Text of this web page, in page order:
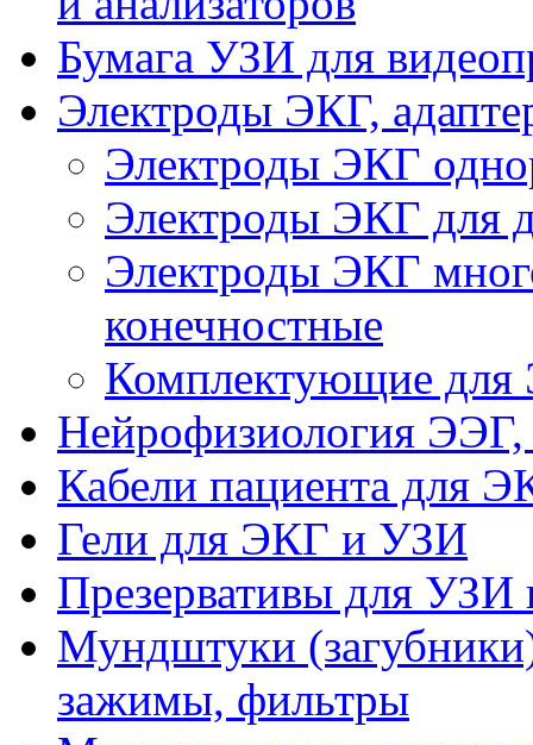
Бумага УЗИ для
Электроды ЭКГ,
Электроды ЭКГ
Электроды ЭКГ для
Электроды ЭКГ
конечностные
Комплектующие
Нейрофизиология
Кабели пациента для
Гели для ЭКГ и УЗИ
Презервативы для УЗИ
Мундштуки
зажимы, фильтры